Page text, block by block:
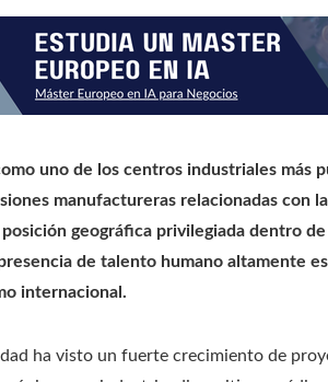
uno de los centros industriales más
manufactureras relacionadas con
geográfica privilegiada dentro
de talento humano altamente
internacional.
ha visto un fuerte crecimiento de